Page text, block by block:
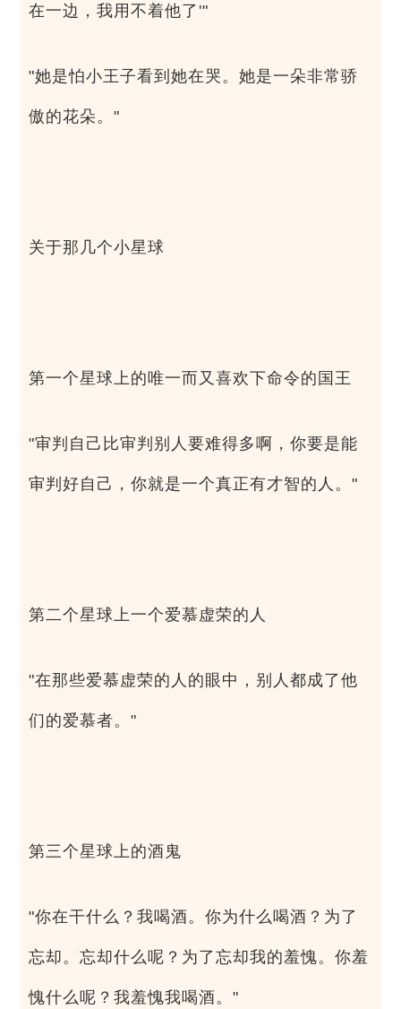
在一边，我用不着他了'"
"她是怕小王子看到她在哭。她是一朵非常骄
傲的花朵。"
关于那几个小星球
第一个星球上的唯一而又喜欢下命令的国王
"审判自己比审判别人要难得多啊，你要是能
审判好自己，你就是一个真正有才智的人。"
第二个星球上一个爱慕虚荣的人
"在那些爱慕虚荣的人的眼中，别人都成了他
们的爱慕者。"
第三个星球上的酒鬼
"你在干什么？我喝酒。你为什么喝酒？为了
忘却。忘却什么呢？为了忘却我的羞愧。你羞
愧什么呢？我羞愧我喝酒。"